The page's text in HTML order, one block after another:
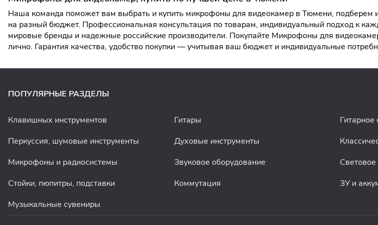
Наша команда поможет вам выбрать и купить микрофоны для видеокамер в Тюмени, подберем
на разный бюджет. Профессиональная консультация по товарам, индивидуальный подход к
мировые бренды и надежные российские производители. Покупайте Микрофоны для
лично. Гарантия качества, удобство покупки — учитывая ваш бюджет и индивидуальные
ПОПУЛЯРНЫЕ РАЗДЕЛЫ
Клавишных инструментов Гитары Гитарное
Перкуссия, шумовые инструменты
Духовые инструменты
Микрофоны и радиосистемы
Звуковое оборудование
Стойки, пюпитры, подставки
Коммутация ЗУ и
Музыкальные сувениры